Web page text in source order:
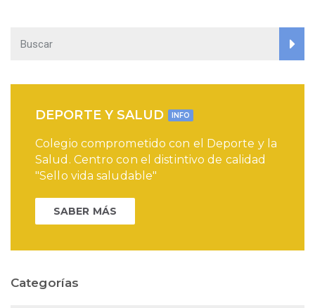
DEPORTE Y SALUD INFO
Colegio comprometido con el Deporte y la
Salud. Centro con el distintivo de calidad
"Sello vida saludable"
SABER MÁS
Categorías